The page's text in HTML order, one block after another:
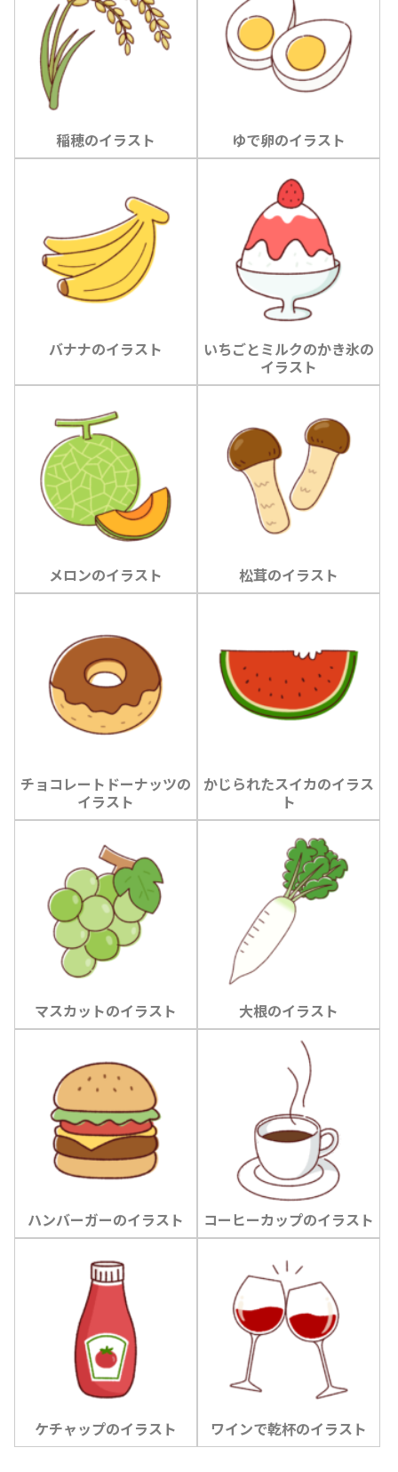
稲穂のイラスト ゆで卵のイラスト
バナナのイラスト
いちごとミルクのかき氷の
イラスト
メロンのイラスト 松茸のイラスト
チョコレートドーナッツの
イラスト
かじられたスイカのイラス
ト
マスカットのイラスト 大根のイラスト
ハンバーガーのイラスト コーヒーカップのイラスト
ケチャップのイラスト ワインで乾杯のイラスト